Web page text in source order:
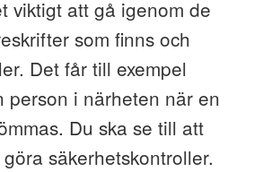
viktigt att gå igenom de
som finns och
Det får till exempel
person i närheten när en
Du ska se till att
säkerhetskontroller.